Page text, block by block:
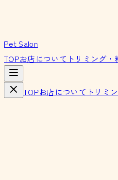
Pet Salon
TOPお店について トリミング・
TOPお店について トリミ